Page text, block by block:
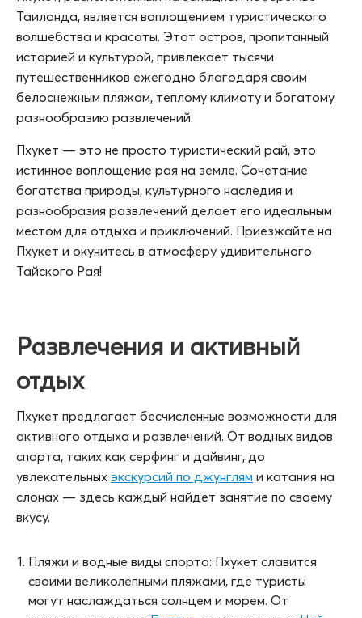
Таиланда, является воплощением туристического
волшебства и красоты. Этот остров, пропитанный
историей и культурой, привлекает тысячи
путешественников ежегодно благодаря своим
белоснежным пляжам, теплому климату и богатому
разнообразию развлечений.
Пхукет — это не просто туристический рай, это
истинное воплощение рая на земле. Сочетание
богатства природы, культурного наследия и
разнообразия развлечений делает его идеальным
местом для отдыха и приключений. Приезжайте на
Пхукет и окунитесь в атмосферу удивительного
Тайского Рая!
Развлечения и активный
отдых
Пхукет предлагает бесчисленные возможности для
активного отдыха и развлечений. От водных видов
спорта, таких как серфинг и дайвинг, до
увлекательных экскурсий по джунглям и катания на
слонах — здесь каждый найдет занятие по своему
вкусу.
Пляжи и водные виды спорта: Пхукет славится
своими великолепными пляжами, где туристы
могут наслаждаться солнцем и морем. От
популярного пляжа Патонг до уединенного Най